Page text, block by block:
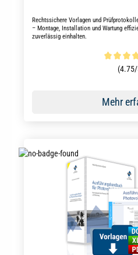
Rechtssichere Vorlagen und
– Montage, Installation und Wartung
zuverlässig einhalten.
Durchschnittliche Bewertung von
Mehr